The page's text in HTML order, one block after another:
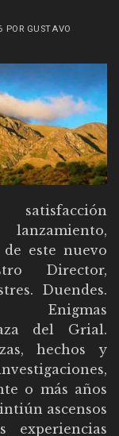
POR GUSTAVO
este nuevo
Director,
Duendes.
Enigmas
del Grial.
hechos y
o más años
ascensos